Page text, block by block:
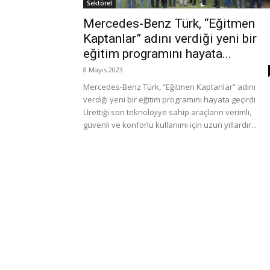
Sektörel
Mercedes-Benz Türk, “Eğitmen
Kaptanlar” adını verdiği yeni bir
eğitim programını hayata...
8 Mayıs 2023
Mercedes-Benz Türk, “Eğitmen Kaptanlar” adını
verdiği yeni bir eğitim programını hayata geçirdi
Ürettiği son teknolojiye sahip araçların verimli,
güvenli ve konforlu kullanımı için uzun yıllardır...